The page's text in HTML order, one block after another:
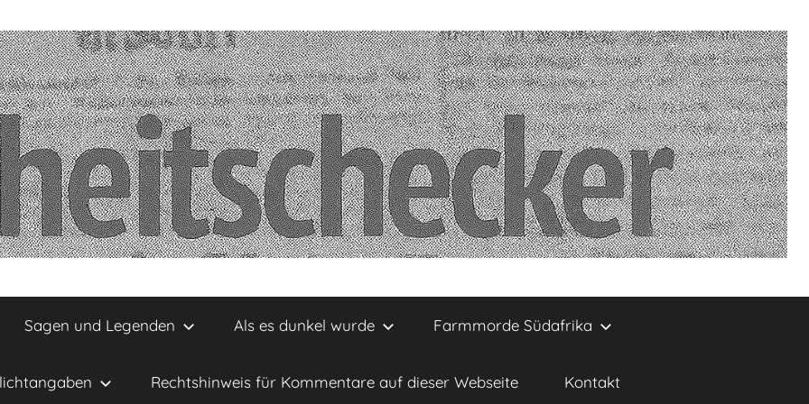
Sagen und Legenden Als es dunkel wurde Farmmorde Südafrika
Rechtshinweis für Kommentare auf dieser Webseite Kontakt